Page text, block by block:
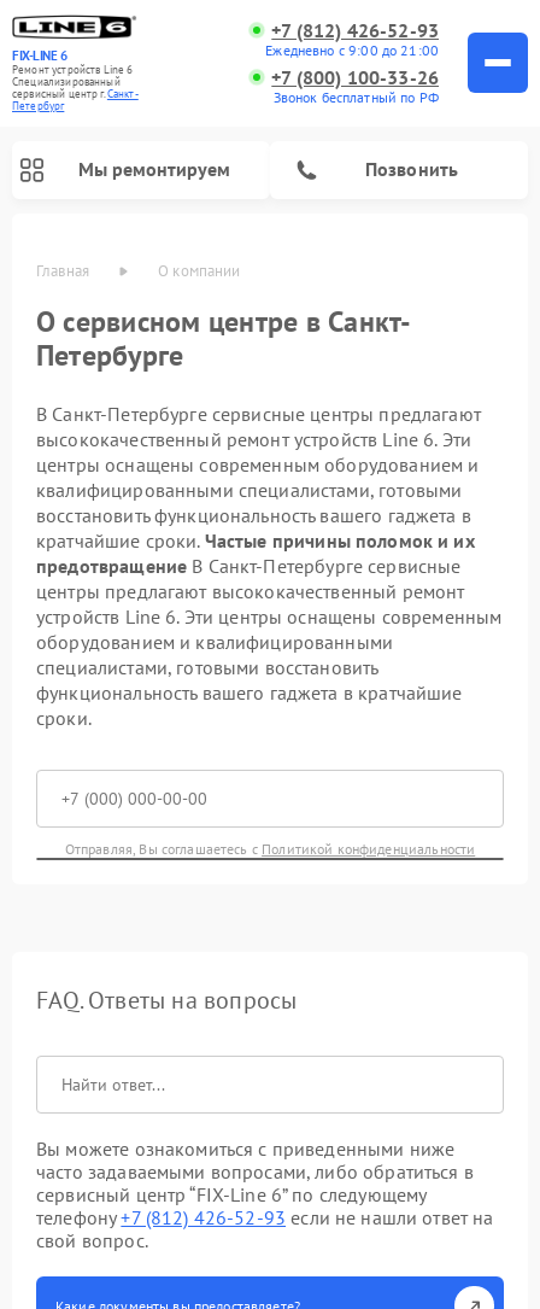
FIX-LINE 6
Ремонт устройств Line 6
Специализированный
cервисный центр г.Санкт-
Петербург
+7 (812) 426-52-93
Ежедневно с 9:00 до 21:00
+7 (800) 100-33-26
Звонок бесплатный по РФ
Мы ремонтируем Позвонить
Главная О компании
О сервисном центре в Санкт-
Петербурге
В Санкт-Петербурге сервисные центры предлагают
высококачественный ремонт устройств Line 6. Эти
центры оснащены современным оборудованием и
квалифицированными специалистами, готовыми
восстановить функциональность вашего гаджета в
кратчайшие сроки. Частые причины поломок и их
предотвращение В Санкт-Петербурге сервисные
центры предлагают высококачественный ремонт
устройств Line 6. Эти центры оснащены современным
оборудованием и квалифицированными
специалистами, готовыми восстановить
функциональность вашего гаджета в кратчайшие
сроки.
Отправляя, Вы соглашаетесь с Политикой конфиденциальности
FAQ. Ответы на вопросы
Вы можете ознакомиться с приведенными ниже
часто задаваемыми вопросами, либо обратиться в
сервисный центр “FIX-Line 6” по следующему
телефону+7 (812) 426-52-93 если не нашли ответ на
свой вопрос.